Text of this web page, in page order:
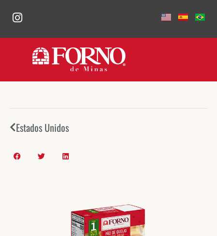
Estados Unidos